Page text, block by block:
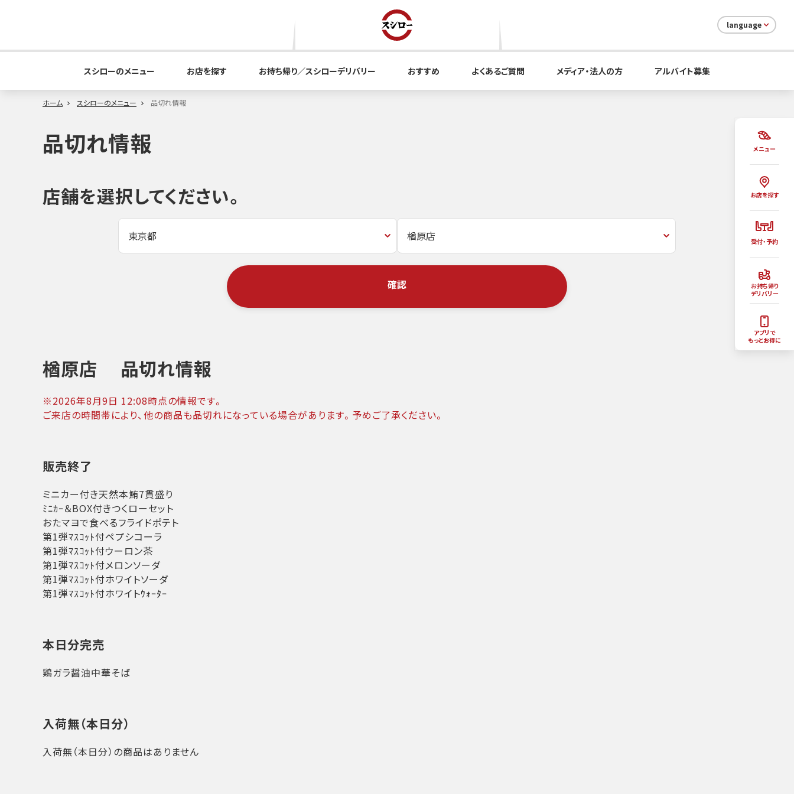
メニュー
お店を探す
受付・予約
お持ち帰り
デリバリー
アプリで
もっとお得に
language
スシローのメニュー お店を探す お持ち帰り／スシローデリバリー おすすめ よくあるご質問 メディア・法人の方 アルバイト募集
ホーム スシローのメニュー 品切れ情報
品切れ情報
店舗を選択してください。
確認
楢原店 品切れ情報
※2026年8月9日 12:08時点の情報です。
ご来店の時間帯により、他の商品も品切れになっている場合があります。予めご了承ください。
販売終了
ミニカー付き天然本鮪7貫盛り
ﾐﾆｶｰ＆BOX付きつくローセット
おたマヨで食べるフライドポテト
第1弾ﾏｽｺｯﾄ付ペプシコーラ
第1弾ﾏｽｺｯﾄ付ウーロン茶
第1弾ﾏｽｺｯﾄ付メロンソーダ
第1弾ﾏｽｺｯﾄ付ホワイトソーダ
第1弾ﾏｽｺｯﾄ付ホワイトｳｫｰﾀｰ
本日分完売
鶏ガラ醤油中華そば
入荷無（本日分）
入荷無（本日分）の商品はありません